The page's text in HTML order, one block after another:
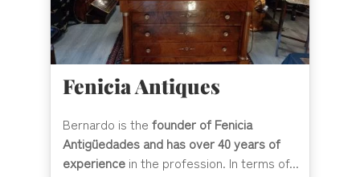
Fenicia Antiques
Bernardo is thefounder of Fenicia
Antigüedades and has over 40 years of
experience in the profession. In terms of...